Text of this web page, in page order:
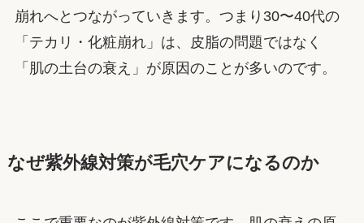
崩れへとつながっていきます。つまり30〜40代の
「テカリ・化粧崩れ」は、皮脂の問題ではなく
「肌の土台の衰え」が原因のことが多いのです。
なぜ紫外線対策が毛穴ケアになるのか